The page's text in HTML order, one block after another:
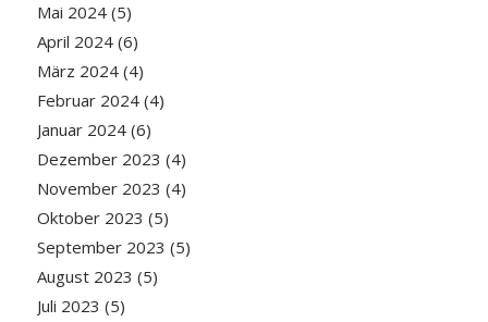
Mai 2024(5)
April 2024(6)
März 2024(4)
Februar 2024(4)
Januar 2024(6)
Dezember 2023 (4)
November 2023 (4)
Oktober 2023 (5)
September 2023 (5)
August 2023 (5)
Juli 2023 (5)